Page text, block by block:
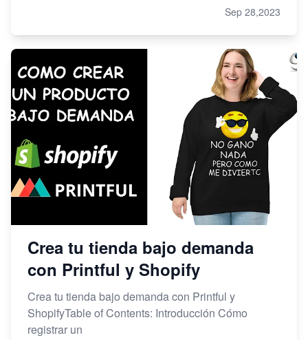
Sep 28,2023
Crea tu tienda bajo demanda
con Printful y Shopify
Crea tu tienda bajo demanda con Printful y
ShopifyTable of Contents: Introducción Cómo
registrar un